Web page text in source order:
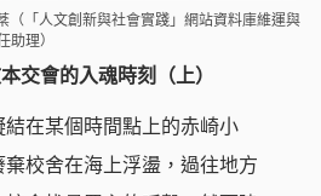
交會的入魂時刻（上）
（「人文創新與社會實踐」網站資料庫維運與
助理）
結在某個時間點上的赤崎小
棄校舍在海上浮盪，過往地方